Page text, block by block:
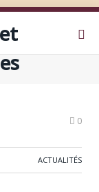
0
ACTUALITÉS